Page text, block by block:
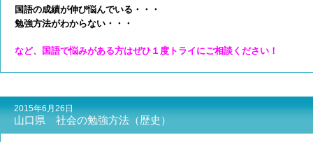
国語の成績が伸び悩んでいる・・・
勉強方法がわからない・・・
など、国語で悩みがある方はぜひ１度トライにご相談ください！
2015年6月26日
山口県 社会の勉強方法（歴史）